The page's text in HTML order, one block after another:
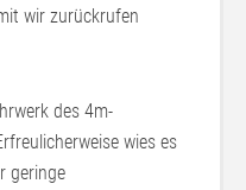
wir zurückrufen
des 4m-
wies es
geringe